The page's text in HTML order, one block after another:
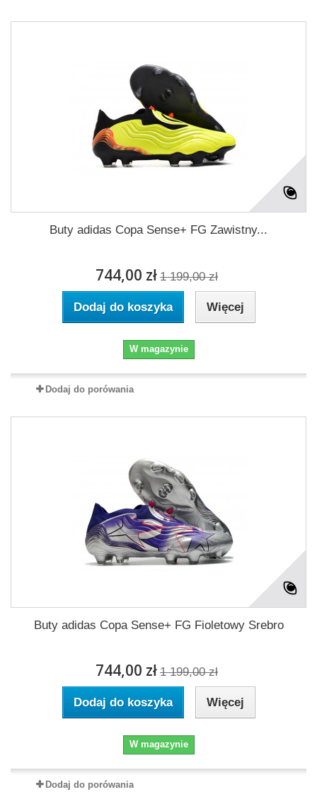
Buty adidas Copa Sense+ FG Zawistny...
744,00 zł 1 199,00 zł
Dodaj do koszyka Więcej
W magazynie
Dodaj do porówania
Buty adidas Copa Sense+ FG Fioletowy Srebro
744,00 zł 1 199,00 zł
Dodaj do koszyka Więcej
W magazynie
Dodaj do porówania